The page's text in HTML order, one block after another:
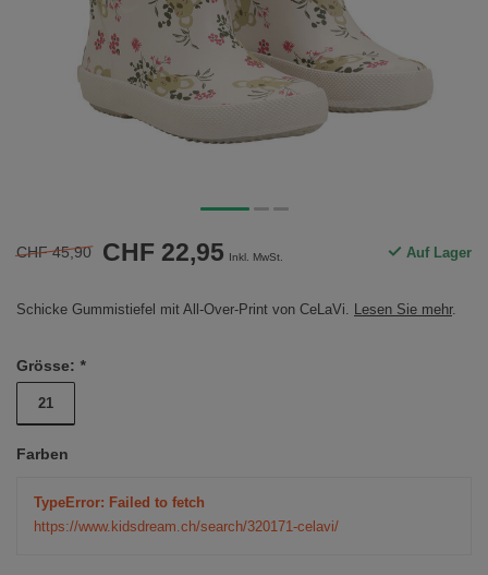
CHF 45,90 CHF 22,95 Inkl. MwSt. Auf Lager
Schicke Gummistiefel mit All-Over-Print von CeLaVi. Lesen Sie mehr.
Grösse: *
21
Farben
TypeError: Failed to fetch
https://www.kidsdream.ch/search/320171-celavi/